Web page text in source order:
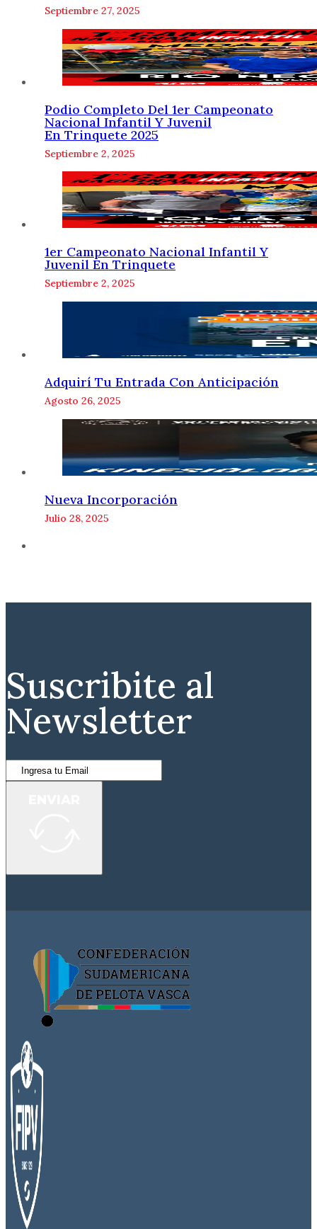
Septiembre 27, 2025
Podio Completo Del 1er Campeonato
Nacional Infantil Y Juvenil
En Trinquete 2025
Septiembre 2, 2025
1er Campeonato Nacional Infantil Y
Juvenil En Trinquete
Septiembre 2, 2025
Adquirí Tu Entrada Con Anticipación
Agosto 26, 2025
Nueva Incorporación
Julio 28, 2025
Suscribite al
Newsletter